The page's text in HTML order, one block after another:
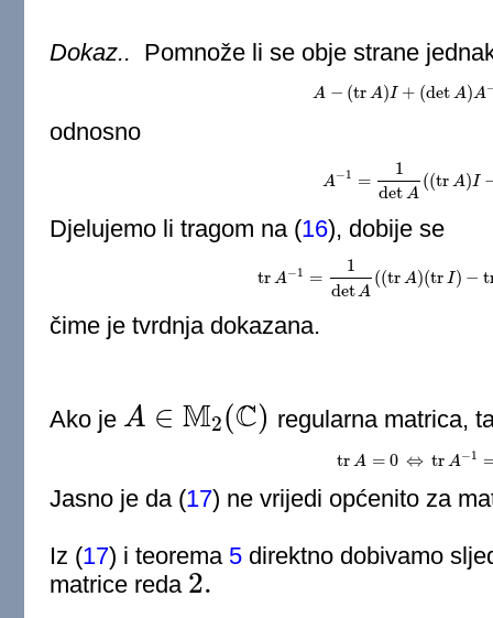
Dokaz.. Pomnože li se obje strane
A − (tr A)I + (det A)A
A−(trA) I+( detA) A−1=0
odnosno
A−1 =
1
det A
((tr A)I
A− 1=1detA ((trA)I−A ).
Djelujemo li tragom na (16), dobije se
tr A−1 =
1
det A
((tr A)(tr I) −
trA −1=1detA(( trA)(trI) − tr A) =
čime je tvrdnja dokazana.
Ako je A ∈ M2(C)
A∈M2(C ) regularna matrica,
tr A = 0 ⇔ tr A−1
trA= 0⇔tr A−1=0.
Jasno je da (17) ne vrijedi općenito za
Iz (17) i teorema 5direktno dobivamo
matrice reda 2.
2.